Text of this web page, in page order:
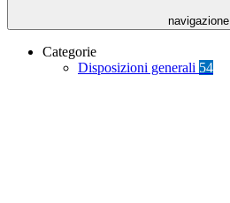
navigazione
Categorie
Disposizioni generali 54